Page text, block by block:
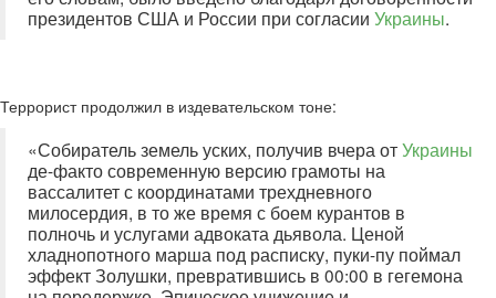
президентов США и России при согласии Украины.
Террорист продолжил в издевательском тоне:
«Собиратель земель уских, получив вчера отУкраины
де-факто современную версию грамоты на
вассалитет с координатами трехдневного
милосердия, в то же время с боем курантов в
полночь и услугами адвоката дьявола. Ценой
хладнопотного марша под расписку, пуки-пу поймал
эффект Золушки, превратившись в 00:00 в гегемона